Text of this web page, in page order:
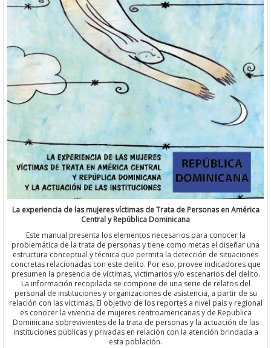
La experiencia de las mujeres víctimas de Trata de Personas en América
Central y República Dominicana
Este manual presenta los elementos necesarios para conocer la
problemática de la trata de personas y tiene como metas el diseñar una
estructura conceptual y técnica que permita la detección de situaciones
concretas relacionadas con este delito. Por eso, provee indicadores que
presumen la presencia de víctimas, victimarios y/o escenarios del delito.
La información recopilada se compone de una serie de relatos del
personal de instituciones y organizaciones de asistencia, a partir de su
relación con las víctimas. El objetivo de los reportes a nivel país y regional
es conocer la vivencia de mujeres centroamericanas y de Republica
Dominicana sobrevivientes de la trata de personas y la actuación de las
instituciones públicas y privadas en relación con la atención brindada a
esta población.